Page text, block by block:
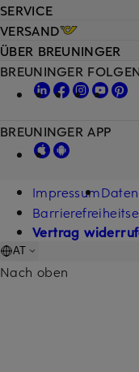
SERVICE
VERSAND
ÜBER BREUNINGER
BREUNINGER
BREUNINGER APP
Impressum
Vertrag
AT
Nach oben